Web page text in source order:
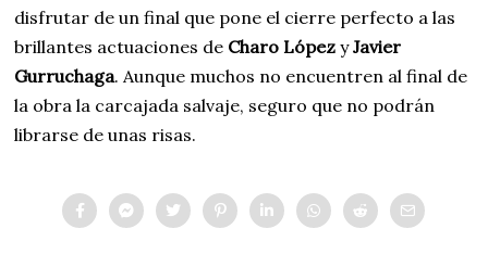
disfrutar de un final que pone el cierre perfecto a las
brillantes actuaciones de Charo LópezyJavier
Gurruchaga. Aunque muchos no encuentren al final de
la obra la carcajada salvaje, seguro que no podrán
librarse de unas risas.